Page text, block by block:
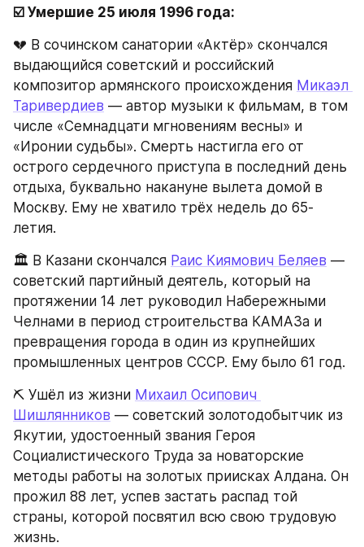
☑️ Умершие 25 июля 1996 года:
💔 В сочинском санатории «Актёр» скончался
выдающийся советский и российский
композитор армянского происхождения Микаэл
Таривердиев — автор музыки к фильмам, в том
числе «Семнадцати мгновениям весны» и
«Иронии судьбы». Смерть настигла его от
острого сердечного приступа в последний день
отдыха, буквально накануне вылета домой в
Москву. Ему не хватило трёх недель до 65-
летия.
🏛️ В Казани скончался Раис Киямович Беляев —
советский партийный деятель, который на
протяжении 14 лет руководил Набережными
Челнами в период строительства КАМАЗа и
превращения города в один из крупнейших
промышленных центров СССР. Ему было 61 год.
⛏️ Ушёл из жизни Михаил Осипович
Шишлянников — советский золотодобытчик из
Якутии, удостоенный звания Героя
Социалистического Труда за новаторские
методы работы на золотых приисках Алдана. Он
прожил 88 лет, успев застать распад той
страны, которой посвятил всю свою трудовую
жизнь.